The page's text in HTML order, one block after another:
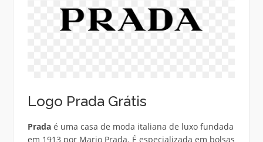
Logo Prada Grátis
Pradaé uma casa de moda italiana de luxo fundada
em 1913 por Mario Prada. É especializada em bolsas